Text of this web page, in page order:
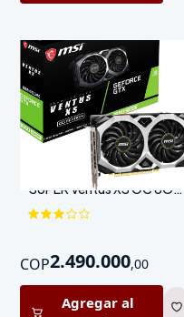
MSI GeForce GTX 1660
SUPER Ventus XS OC 6GB
GDDR6
COP2.490.000,00
Agregar al